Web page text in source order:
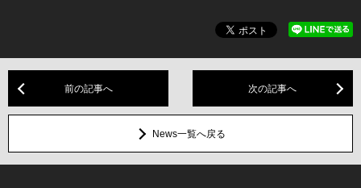
前の記事へ 次の記事へ
News一覧へ戻る